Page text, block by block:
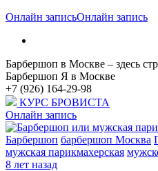
Онлайн записьОнлайн запись
Барбершоп в Москве – здесь
Барбершоп Я в Москве
+7 (926) 164-29-98
КУРС БРОВИСТА
Онлайн запись
Барбершоп барбершоп Москва
мужская парикмахерская
8 лет назад